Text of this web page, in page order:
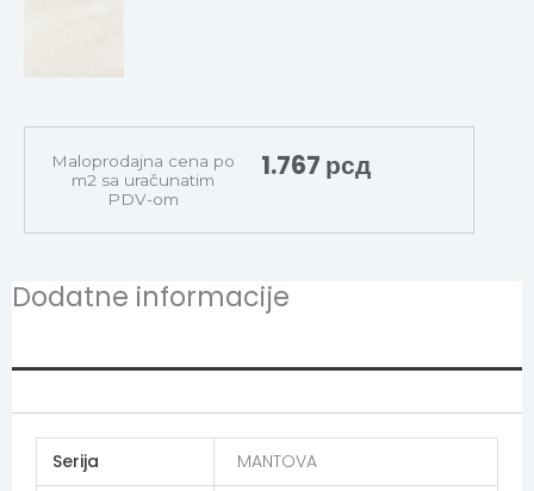
Maloprodajna cena po
m2 sa uračunatim
PDV-om
1.767 рсд
Dodatne informacije
Serija
MANTOVA